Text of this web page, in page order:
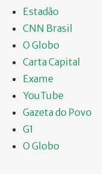
Estadão
CNN Brasil
O Globo
Carta Capital
Exame
YouTube
Gazeta do Povo
G1
O Globo